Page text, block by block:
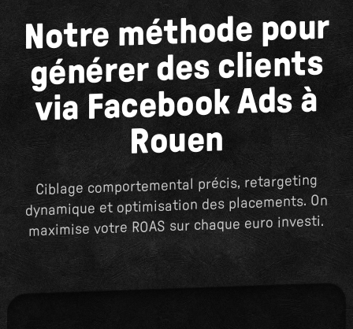
Notre méthode pour
générer des clients
via Facebook Ads à
Rouen
Ciblage comportemental précis, retargeting
dynamique et optimisation des placements. On
maximise votre ROAS sur chaque euro investi.